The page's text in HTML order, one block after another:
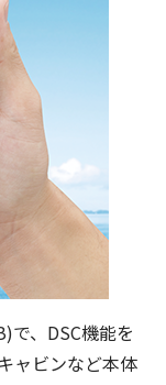
で、DSC機能を
ャビンなど本体